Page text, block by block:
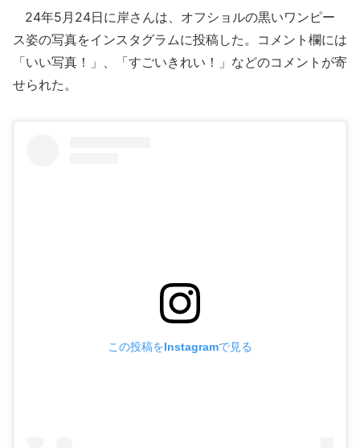
24年5月24日に岸さんは、オフショルの黒いワンピー
ス姿の写真をインスタグラムに投稿した。コメント欄には
「いい写真！」、「すごいきれい！」などのコメントが寄
せられた。
この投稿をInstagramで見る